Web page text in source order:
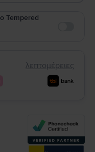
Tempered
λεπτομέρειες